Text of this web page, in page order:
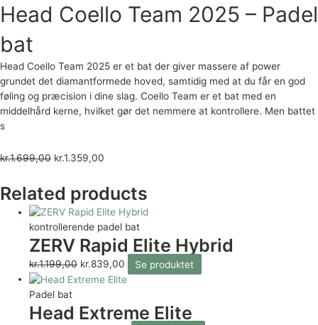
Head Coello Team 2025 – Padel
bat
Head Coello Team 2025 er et bat der giver massere af power
grundet det diamantformede hoved, samtidig med at du får en god
føling og præcision i dine slag. Coello Team er et bat med en
middelhård kerne, hvilket gør det nemmere at kontrollere. Men battet
s
kr.1.699,00 kr.1.359,00
Related products
kontrollerende padel bat
ZERV Rapid Elite Hybrid
kr.1.199,00 kr.839,00 Se produktet
Padel bat
Head Extreme Elite